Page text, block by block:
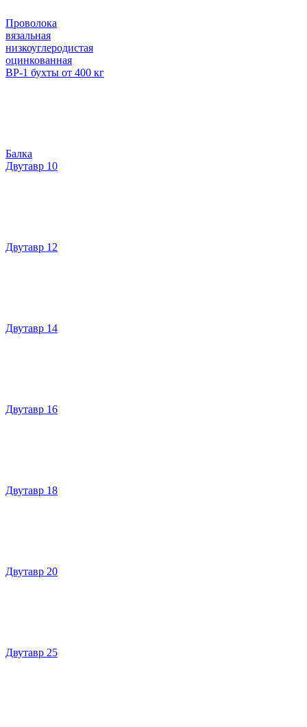
Проволока
вязальная
низкоуглеродистая
оцинкованная
ВР-1 бухты от 400 кг
Балка
Двутавр 10
Двутавр 12
Двутавр 14
Двутавр 16
Двутавр 18
Двутавр 20
Двутавр 25